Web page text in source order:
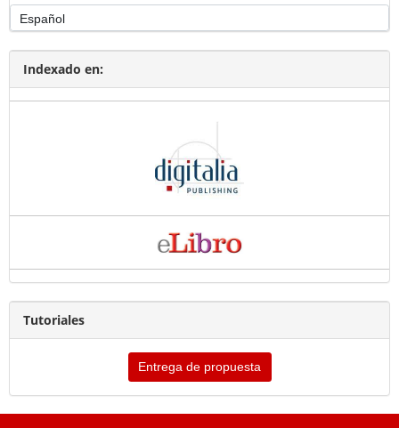
Indexado en:
Tutoriales
Entrega de propuesta